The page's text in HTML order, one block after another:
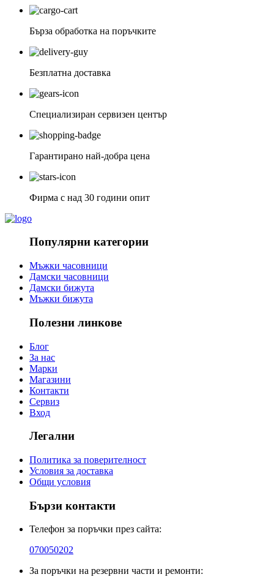
Бърза обработка на поръчките
Безплатна доставка
Специализиран сервизен център
Гарантирано най-добра цена
Фирма с над 30 години опит
Популярни категории
Мъжки часовници
Дамски часовници
Дамски бижута
Мъжки бижута
Полезни линкове
Блог
За нас
Марки
Магазини
Контакти
Сервиз
Вход
Легални
Политика за поверителност
Условия за доставка
Общи условия
Бързи контакти
Телефон за поръчки през сайта:
070050202
За поръчки на резервни части и ремонти: